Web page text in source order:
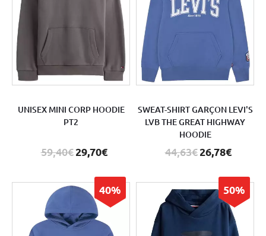
UNISEX MINI CORP HOODIE
PT2
59,40€29,70€
SWEAT-SHIRT GARÇON LEVI'S
LVB THE GREAT HIGHWAY
HOODIE
44,63€26,78€
40% 50%